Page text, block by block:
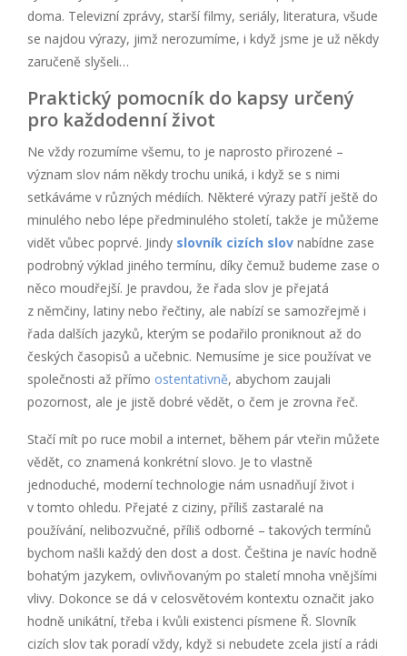
doma. Televizní zprávy, starší filmy, seriály, literatura, všude
se najdou výrazy, jimž nerozumíme, i když jsme je už někdy
zaručeně slyšeli…
Praktický pomocník do kapsy určený
pro každodenní život
Ne vždy rozumíme všemu, to je naprosto přirozené –
význam slov nám někdy trochu uniká, i když se s nimi
setkáváme v různých médiích. Některé výrazy patří ještě do
minulého nebo lépe předminulého století, takže je můžeme
vidět vůbec poprvé. Jindy slovník cizích slov nabídne zase
podrobný výklad jiného termínu, díky čemuž budeme zase o
něco moudřejší. Je pravdou, že řada slov je přejatá
z němčiny, latiny nebo řečtiny, ale nabízí se samozřejmě i
řada dalších jazyků, kterým se podařilo proniknout až do
českých časopisů a učebnic. Nemusíme je sice používat ve
společnosti až přímo ostentativně, abychom zaujali
pozornost, ale je jistě dobré vědět, o čem je zrovna řeč.
Stačí mít po ruce mobil a internet, během pár vteřin můžete
vědět, co znamená konkrétní slovo. Je to vlastně
jednoduché, moderní technologie nám usnadňují život i
v tomto ohledu. Přejaté z ciziny, příliš zastaralé na
používání, nelibozvučné, příliš odborné – takových termínů
bychom našli každý den dost a dost. Čeština je navíc hodně
bohatým jazykem, ovlivňovaným po staletí mnoha vnějšími
vlivy. Dokonce se dá v celosvětovém kontextu označit jako
hodně unikátní, třeba i kvůli existenci písmene Ř. Slovník
cizích slov tak poradí vždy, když si nebudete zcela jistí a rádi